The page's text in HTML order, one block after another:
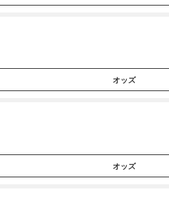
オッズ
オッズ